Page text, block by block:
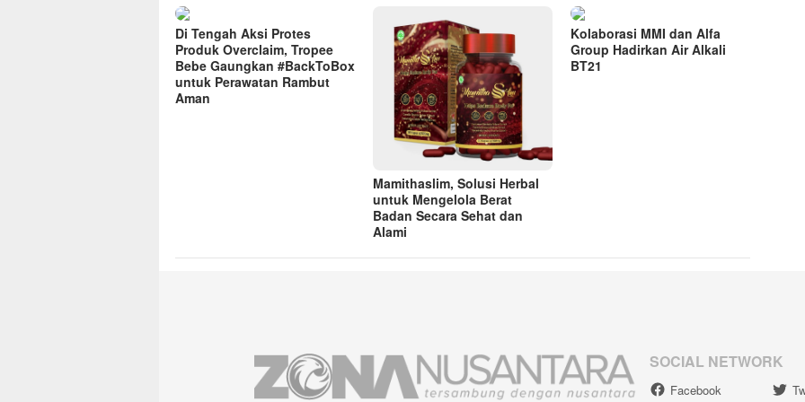
Di Tengah Aksi Protes
Produk Overclaim, Tropee
Bebe Gaungkan #BackToBox
untuk Perawatan Rambut
Aman
Mamithaslim, Solusi Herbal
untuk Mengelola Berat
Badan Secara Sehat dan
Alami
Kolaborasi MMI dan Alfa
Group Hadirkan Air Alkali
BT21
SOCIAL NETWORK
Facebook